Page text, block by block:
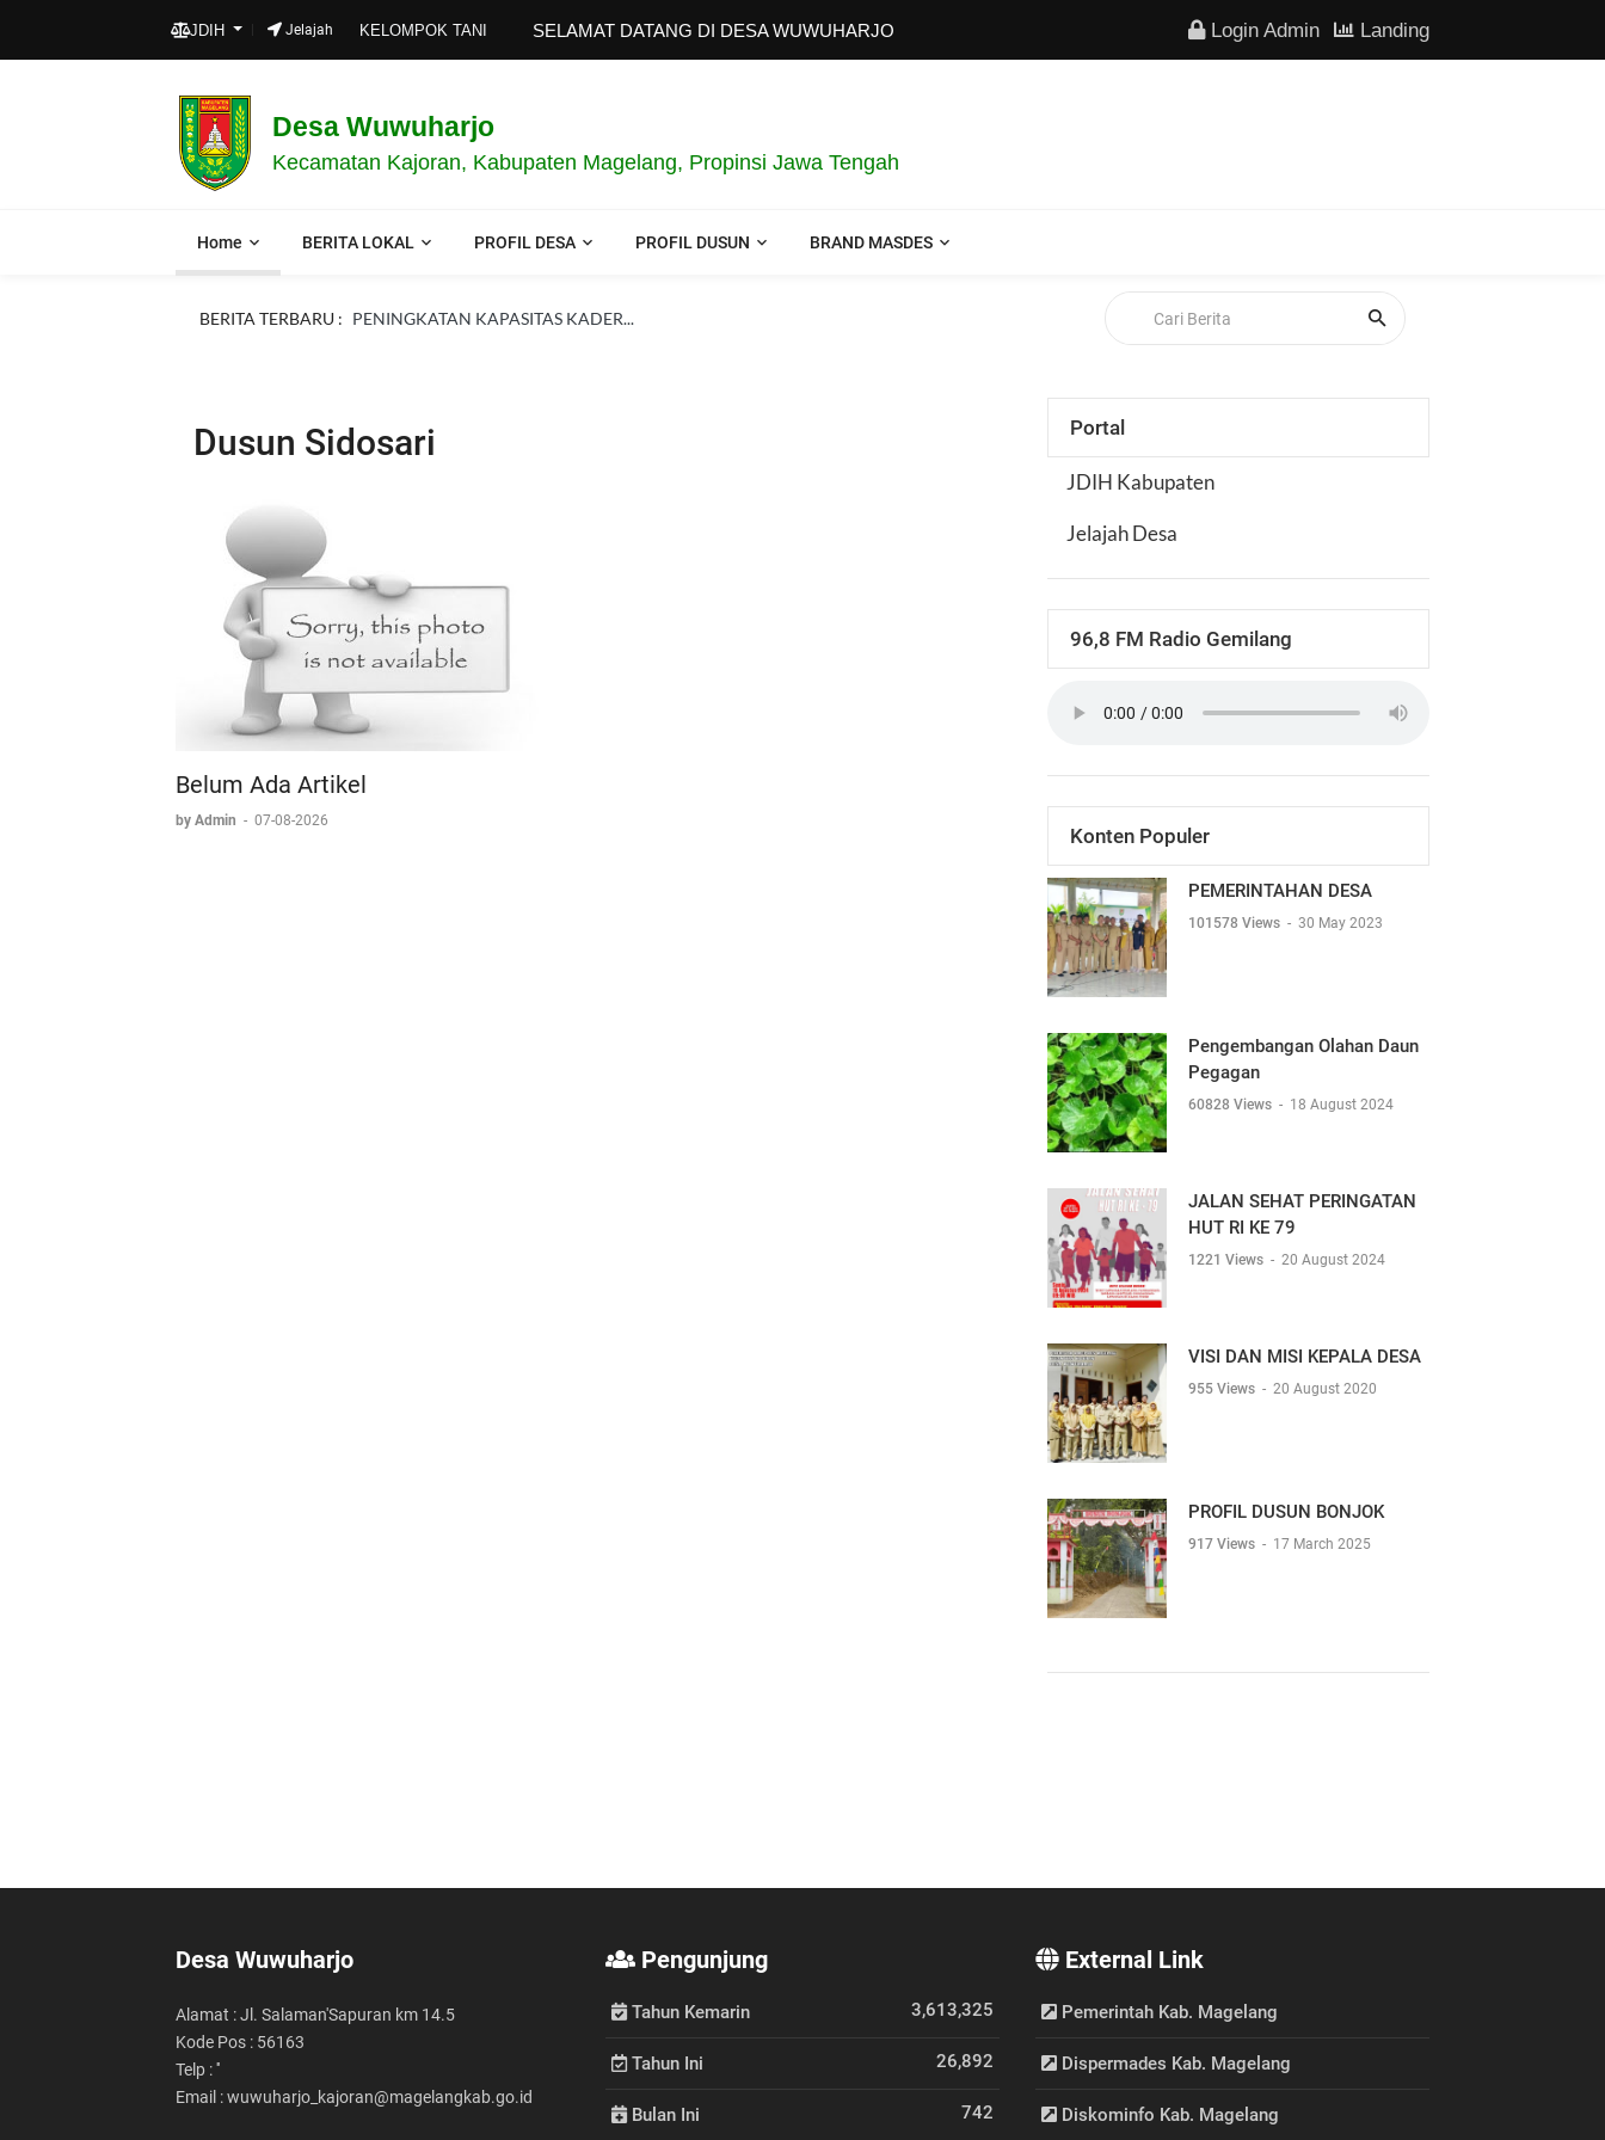
JDIH Jelajah KELOMPOK TANI SELAMAT DATANG DI DESA WUWUHARJO Login Admin Landing
Desa Wuwuharjo
Kecamatan Kajoran, Kabupaten Magelang, Propinsi Jawa Tengah
Home BERITA LOKAL PROFIL DESA PROFIL DUSUN BRAND MASDES
BERITA TERBARU : PENINGKATAN KAPASITAS KADER...
Dusun Sidosari
Belum Ada Artikel
by Admin - 07-08-2026
Portal
JDIH Kabupaten
Jelajah Desa
96,8 FM Radio Gemilang
Konten Populer
PEMERINTAHAN DESA
101578 Views - 30 May 2023
Pengembangan Olahan Daun
Pegagan
60828 Views - 18 August 2024
JALAN SEHAT PERINGATAN
HUT RI KE 79
1221 Views - 20 August 2024
VISI DAN MISI KEPALA DESA
955 Views - 20 August 2020
PROFIL DUSUN BONJOK
917 Views - 17 March 2025
Desa Wuwuharjo
Alamat : Jl. Salaman'Sapuran km 14.5
Kode Pos : 56163
Telp : ''
Email : wuwuharjo_kajoran@magelangkab.go.id
Pengunjung
Tahun Kemarin 3,613,325
Tahun Ini 26,892
Bulan Ini 742
External Link
Pemerintah Kab. Magelang
Dispermades Kab. Magelang
Diskominfo Kab. Magelang